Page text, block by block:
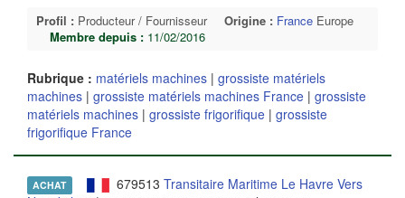
Profil : Producteur / Fournisseur Origine : France Europe
Membre depuis : 11/02/2016
Rubrique : matériels machines | grossiste matériels
machines | grossiste matériels machines France | grossiste
matériels machines | grossiste frigorifique | grossiste
frigorifique France
ACHAT 679513 Transitaire Maritime Le Havre Vers